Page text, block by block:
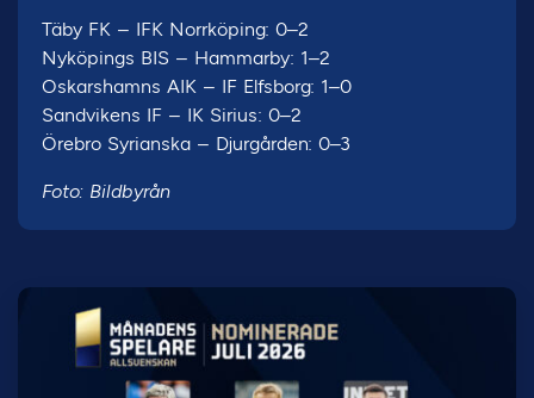
Täby FK – IFK Norrköping: 0–2
Nyköpings BIS – Hammarby: 1–2
Oskarshamns AIK – IF Elfsborg: 1–0
Sandvikens IF – IK Sirius: 0–2
Örebro Syrianska – Djurgården: 0–3
Foto: Bildbyrån